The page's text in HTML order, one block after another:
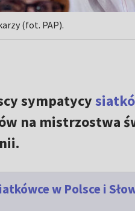
(fot. PAP).
sympatycy
na mistrzostwa
w Polsce i